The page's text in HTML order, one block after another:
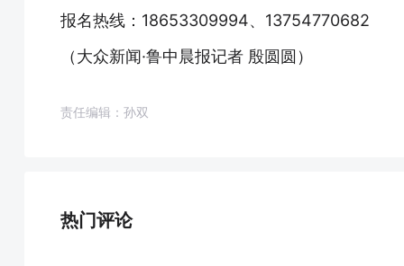
报名热线：18653309994、13754770682
（大众新闻·鲁中晨报记者 殷圆圆）
责任编辑：孙双
热门评论